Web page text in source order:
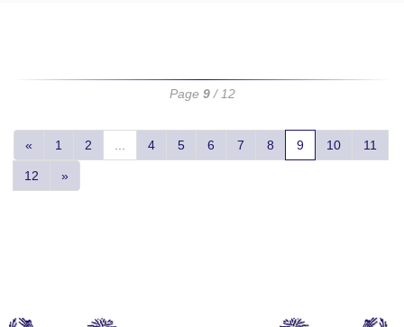
Page 9/ 12
« 1 2 4 5 6 7 8 9 10 11
12 »